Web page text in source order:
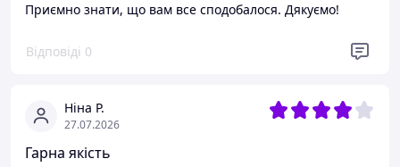
Приємно знати, що вам все сподобалося. Дякуємо!
Відповіді 0
Ніна Р.
27.07.2026
Гарна якість